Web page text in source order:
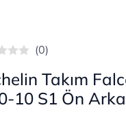
(0)
Takım
10 S1 Ön